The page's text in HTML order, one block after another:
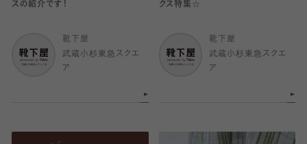
スの紹介です！
靴下屋
武蔵小杉東急スクエ
ア
クス特集☆
靴下屋
武蔵小杉東急スクエ
ア